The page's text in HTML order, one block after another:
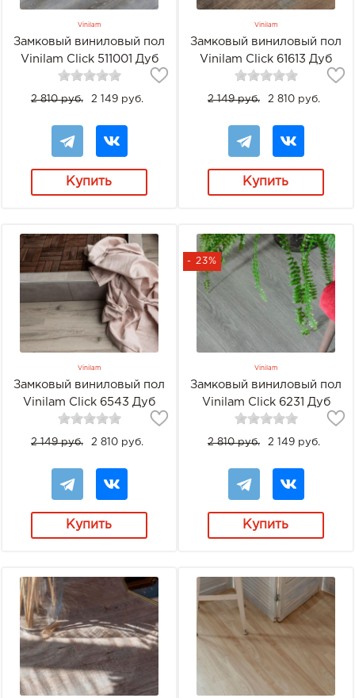
Vinilam
Замковый виниловый пол
Vinilam Click 511001 Дуб
Байер
2 810 руб. 2 149 руб.
Купить
Vinilam
Замковый виниловый пол
Vinilam Click 61613 Дуб
Потсдам
2 149 руб. 2 810 руб.
Купить
Vinilam
Замковый виниловый пол
Vinilam Click 6543 Дуб
Темплин
2 149 руб. 2 810 руб.
Купить
- 23%
Vinilam
Замковый виниловый пол
Vinilam Click 6231 Дуб
Эрдинг
2 810 руб. 2 149 руб.
Купить